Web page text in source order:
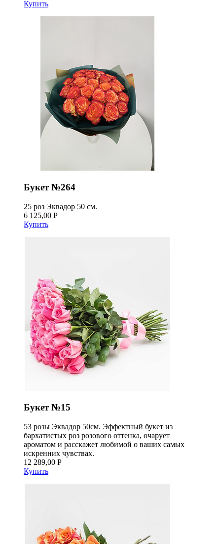
Купить
Букет №264
25 роз Эквадор 50 см.
6 125,00 Р
Купить
Букет №15
53 розы Эквадор 50см. Эффектный букет из
бархатистых роз розового оттенка, очарует
ароматом и расскажет любимой о ваших самых
искренних чувствах.
12 289,00 Р
Купить